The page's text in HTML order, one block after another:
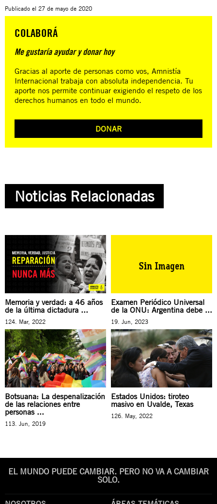
Publicado el 27 de mayo de 2020
COLABORÁ
Me gustaría ayudar y donar hoy
Gracias al aporte de personas como vos, Amnistía
Internacional trabaja con absoluta independencia. Tu
aporte nos permite continuar exigiendo el respeto de los
derechos humanos en todo el mundo.
DONAR
Noticias Relacionadas
Memoria y verdad: a 46 años
de la última dictadura ...
124. Mar, 2022
Examen Periódico Universal
de la ONU: Argentina debe ...
19. Jun, 2023
Botsuana: La despenalización
de las relaciones entre
personas ...
113. Jun, 2019
Estados Unidos: tiroteo
masivo en Uvalde, Texas
126. May, 2022
EL MUNDO PUEDE CAMBIAR. PERO NO VA A CAMBIAR
SOLO.